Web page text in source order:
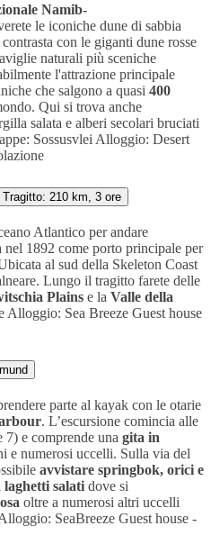
Namib-
le iconiche dune di sabbia
con le giganti dune rosse
naturali più sceniche
l'attrazione principale
che salgono a quasi 400
Qui si trova anche
salata e alberi secolari bruciati
Sossusvlei Alloggio: Desert
210 km, 3 ore
Atlantico per andare
nel 1892 come porto principale per
al sud della Skeleton Coast
Lungo il tragitto farete delle
Plains e la Valle della
Alloggio: Sea Breeze Guest house
parte al kayak con le otarie
. L’escursione comincia alle
e comprende una gita in
e numerosi uccelli. Sulla via del
avvistare springbok, orici e
laghetti salati dove si
oltre a numerosi altri uccelli
SeaBreeze Guest house -